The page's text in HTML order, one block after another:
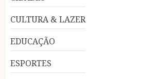
CULTURA & LAZER
EDUCAÇÃO
ESPORTES